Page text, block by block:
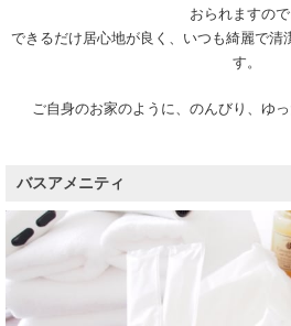
おられますので
できるだけ居心地が良く、いつも綺麗で清
す。
ご自身のお家のように、のんびり、ゆ
バスアメニティ